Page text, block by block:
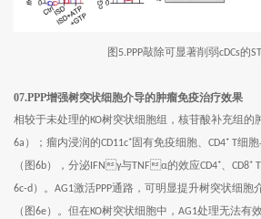
图5.PPP敲除可显著削弱cDCs的
07.PPP增强树突状细胞介导的肿瘤免疫治疗效果
相较于未处理的KO树突状细胞组，核苷酸补充组的
6a ）；瘤内浸润的CD11c⁺固有免疫细胞、 CD4⁺ T细
（图6b），分泌 IFNγ与TNFα的效应CD4⁺ CD8⁺ T
6c-d ）。 AG1激活PPP通路，可明显提升树突状细胞
（图6e）。但在KO树突状细胞中， AG1处理无法有